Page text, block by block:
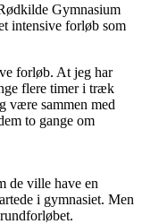
Gymnasium
intensive forløb som
forløb. At jeg har
flere timer i træk
være sammen med
to gange om
de ville have en
i gymnasiet. Men